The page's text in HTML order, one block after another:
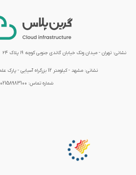
نشانی: تهران - میدان ونک خیابان گاندی جنوبی کوچه ۱۹ پلاک ۲۴
نشانی: مشهد - کیلومتر 12 بزرگراه آسیایی - پارک علم و فناوری خراسان رضوی
شماره تماس: 02158983100